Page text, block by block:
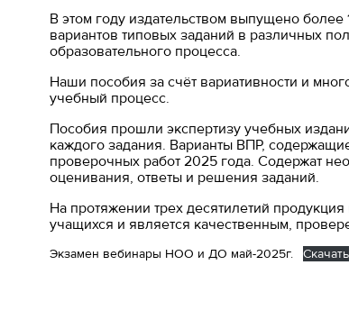
В этом году издательством выпущено
вариантов типовых заданий в различных
образовательного процесса.
Наши пособия за счёт вариативности и
учебный процесс.
Пособия прошли экспертизу учебных
каждого задания. Варианты ВПР,
проверочных работ 2025 года. Содержат
оценивания, ответы и решения заданий.
На протяжении трех десятилетий
учащихся и является качественным,
Экзамен вебинары НОО и ДО май-2025г. Скачать